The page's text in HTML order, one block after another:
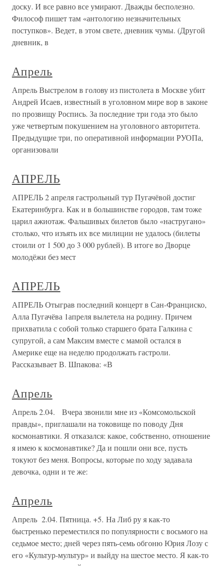
доску. И все равно все умирают. Дважды бесполезно.
Философ пишет там «антологию незначительных
поступков». Ведет, в этом свете, дневник чумы. (Другой
дневник, в
Апрель
Апрель Выстрелом в голову из пистолета в Москве убит
Андрей Исаев, известный в уголовном мире вор в законе
по прозвищу Роспись. За последние три года это было
уже четвертым покушением на уголовного авторитета.
Предыдущие три, по оперативной информации РУОПа,
организовали
АПРЕЛЬ
АПРЕЛЬ 2 апреля гастрольный тур Пугачёвой достиг
Екатеринбурга. Как и в большинстве городов, там тоже
царил ажиотаж. Фальшивых билетов было «настругано»
столько, что изъять их все милиции не удалось (билеты
стоили от 1 500 до 3 000 рублей). В итоге во Дворце
молодёжи без мест
АПРЕЛЬ
АПРЕЛЬ Отыграв последний концерт в Сан-Франциско,
Алла Пугачёва 1апреля вылетела на родину. Причем
прихватила с собой только старшего брата Галкина с
супругой, а сам Максим вместе с мамой остался в
Америке еще на неделю продолжать гастроли.
Рассказывает В. Шпакова: «В
Апрель
Апрель 2.04. Вчера звонили мне из «Комсомольской
правды», приглашали на токовище по поводу Дня
космонавтики. Я отказался: какое, собственно, отношение
я имею к космонавтике? Да и пошли они все, пусть
токуют без меня. Вопросы, которые по ходу задавала
девочка, одни и те же:
Апрель
Апрель 2.04. Пятница. +5. На Либ ру я как-то
быстренько переместился по популярности с восьмого на
седьмое место; дней через пять-семь обгоню Юрия Лозу с
его «Культур-мультур» и выйду на шестое место. Я как-то